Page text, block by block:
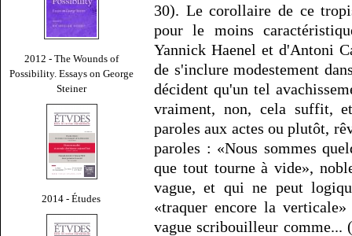
2012 - The Wounds of
Possibility. Essays on George
Steiner
2014 - Études
30). Le corollaire de ce
pour le moins
Yannick Haenel et d'Antoni
de s'inclure modestement
décident qu'un tel
vraiment, non, cela suffit,
paroles aux actes ou plutôt,
paroles : «Nous sommes
que tout tourne à vide»,
vague, et qui ne peut
«traquer encore la
vague scribouilleur comme...